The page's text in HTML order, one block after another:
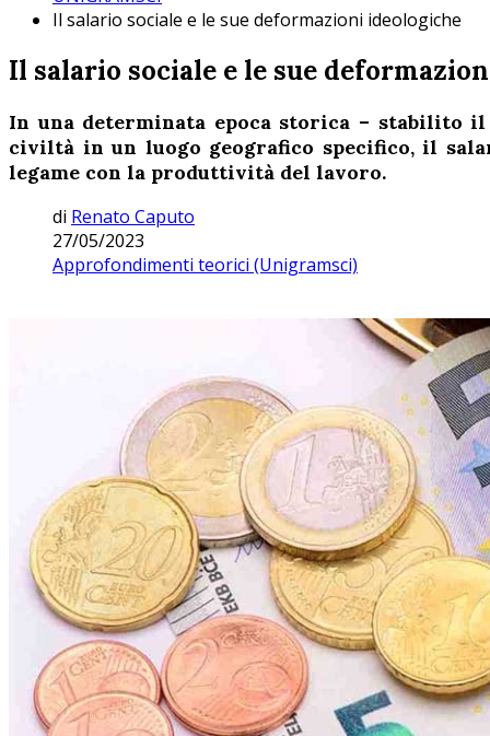
Il salario sociale e le sue deformazioni ideologiche
Il salario sociale e le sue
In una determinata epoca storica – stabilito
civiltà in un luogo geografico specifico, il
legame con la produttività del lavoro.
di Renato Caputo
27/05/2023
Approfondimenti teorici (Unigramsci)